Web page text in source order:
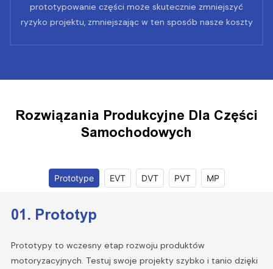
prototypowanie części może skutecznie zmniejszyć
ryzyko projektu, zmniejszając w ten sposób nasze koszty
Rozwiązania Produkcyjne Dla Części
Samochodowych
Prototype EVT DVT PVT MP
01. Prototyp
Prototypy to wczesny etap rozwoju produktów
motoryzacyjnych. Testuj swoje projekty szybko i tanio dzięki